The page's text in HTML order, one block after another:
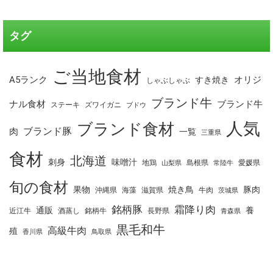
タグ
A5ランク ご当地食材 しゃぶしゃぶ すき焼き オリジ
ナル食材 ステーキ ズワイガニ ブドウ ブランド牛 ブランド牛
肉 ブランド豚 ブランド食材 一覧 三重県
人気
食材 刺身 北海道 味噌汁 地鶏 山梨県 島根県 常陸牛 愛媛県
旬の食材 果物 沖縄県 海藻 滋賀県 焼き鳥 牛肉 茨城県 豚肉
近江牛 通販 酒蒸し 銘柄牛 銘柄豚 長野県 霜降り肉 青森県 養
殖 香川県 高級牛肉 鳥取県 黒毛和牛